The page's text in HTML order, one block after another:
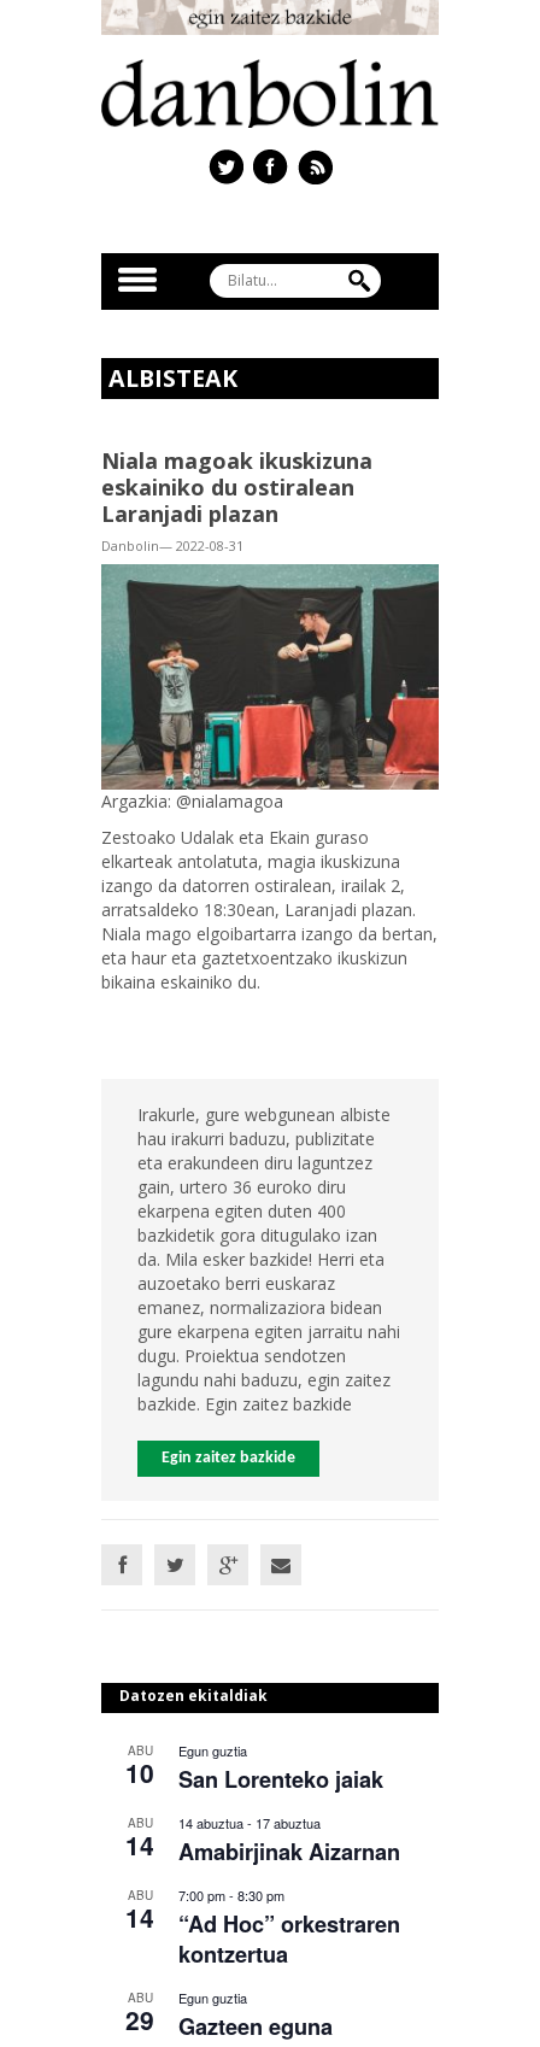
ALBISTEAK
Niala magoak ikuskizuna
eskainiko du ostiralean
Laranjadi plazan
Danbolin— 2022-08-31
Argazkia: @nialamagoa
Zestoako Udalak eta Ekain guraso
elkarteak antolatuta, magia ikuskizuna
izango da datorren ostiralean, irailak 2,
arratsaldeko 18:30ean, Laranjadi plazan.
Niala mago elgoibartarra izango da bertan,
eta haur eta gaztetxoentzako ikuskizun
bikaina eskainiko du.
Irakurle, gure webgunean albiste
hau irakurri baduzu, publizitate
eta erakundeen diru laguntzez
gain, urtero 36 euroko diru
ekarpena egiten duten 400
bazkidetik gora ditugulako izan
da. Mila esker bazkide! Herri eta
auzoetako berri euskaraz
emanez, normalizaziora bidean
gure ekarpena egiten jarraitu nahi
dugu. Proiektua sendotzen
lagundu nahi baduzu, egin zaitez
bazkide. Egin zaitez bazkide
Egin zaitez bazkide
Datozen ekitaldiak
ABU
10
Egun guztia
San Lorenteko jaiak
ABU
14
14 abuztua- 17 abuztua
Amabirjinak Aizarnan
ABU
14
7:00 pm- 8:30 pm
“Ad Hoc” orkestraren
kontzertua
ABU
29
Egun guztia
Gazteen eguna